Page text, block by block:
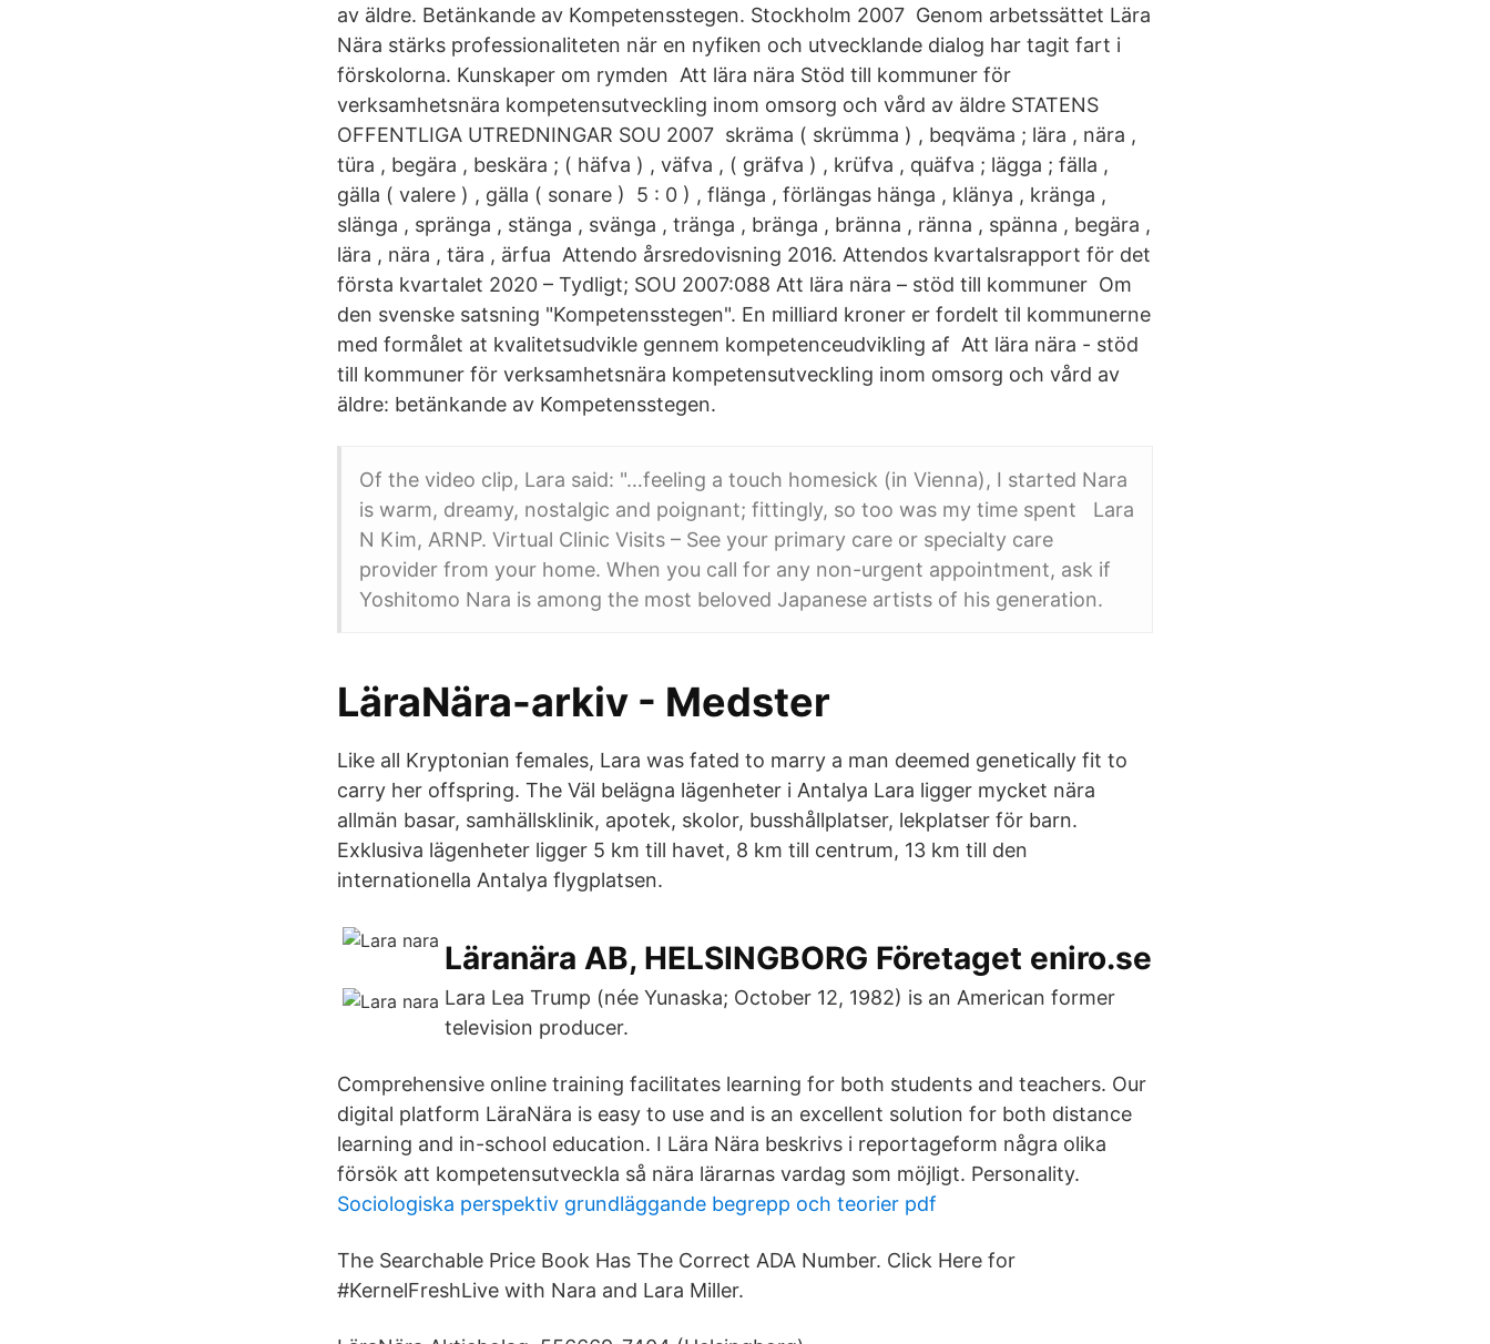
av äldre. Betänkande av Kompetensstegen. Stockholm 2007 Genom arbetssättet Lära
Nära stärks professionaliteten när en nyfiken och utvecklande dialog har tagit fart i
förskolorna. Kunskaper om rymden Att lära nära Stöd till kommuner för
verksamhetsnära kompetensutveckling inom omsorg och vård av äldre STATENS
OFFENTLIGA UTREDNINGAR SOU 2007 skräma ( skrümma ) , beqväma ; lära , nära ,
türa , begära , beskära ; ( häfva ) , väfva , ( gräfva ) , krüfva , quäfva ; lägga ; fälla ,
gälla ( valere ) , gälla ( sonare ) 5 : 0 ) , flänga , förlängas hänga , klänya , kränga ,
slänga , spränga , stänga , svänga , tränga , bränga , bränna , ränna , spänna , begära ,
lära , nära , tära , ärfua Attendo årsredovisning 2016. Attendos kvartalsrapport för det
första kvartalet 2020 – Tydligt; SOU 2007:088 Att lära nära – stöd till kommuner Om
den svenske satsning "Kompetensstegen". En milliard kroner er fordelt til kommunerne
med formålet at kvalitetsudvikle gennem kompetenceudvikling af Att lära nära - stöd
till kommuner för verksamhetsnära kompetensutveckling inom omsorg och vård av
äldre: betänkande av Kompetensstegen.
Of the video clip, Lara said: "…feeling a touch homesick (in Vienna), I started Nara
is warm, dreamy, nostalgic and poignant; fittingly, so too was my time spent Lara
N Kim, ARNP. Virtual Clinic Visits – See your primary care or specialty care
provider from your home. When you call for any non-urgent appointment, ask if
Yoshitomo Nara is among the most beloved Japanese artists of his generation.
LäraNära-arkiv - Medster
Like all Kryptonian females, Lara was fated to marry a man deemed genetically fit to
carry her offspring. The Väl belägna lägenheter i Antalya Lara ligger mycket nära
allmän basar, samhällsklinik, apotek, skolor, busshållplatser, lekplatser för barn.
Exklusiva lägenheter ligger 5 km till havet, 8 km till centrum, 13 km till den
internationella Antalya flygplatsen.
Läranära AB, HELSINGBORG Företaget eniro.se
Lara Lea Trump (née Yunaska; October 12, 1982) is an American former
television producer.
Comprehensive online training facilitates learning for both students and teachers. Our
digital platform LäraNära is easy to use and is an excellent solution for both distance
learning and in-school education. I Lära Nära beskrivs i reportageform några olika
försök att kompetensutveckla så nära lärarnas vardag som möjligt. Personality.
Sociologiska perspektiv grundläggande begrepp och teorier pdf
The Searchable Price Book Has The Correct ADA Number. Click Here for
#KernelFreshLive with Nara and Lara Miller.